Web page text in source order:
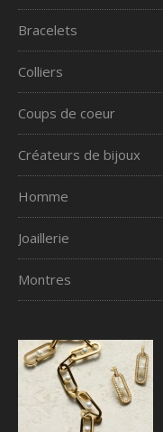
Bracelets
Colliers
Coups de coeur
Créateurs de bijoux
Homme
Joaillerie
Montres